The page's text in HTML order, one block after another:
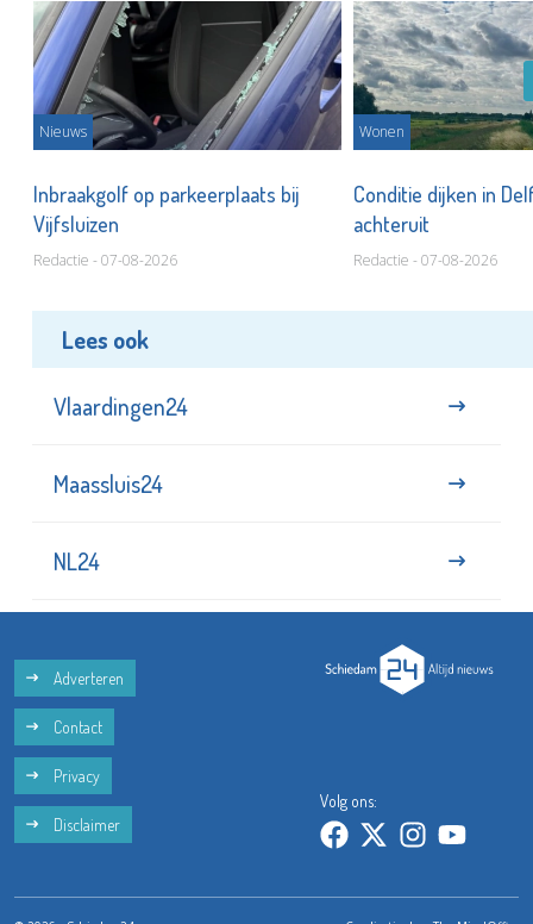
Nieuws
Inbraakgolf op parkeerplaats bij
Vijfsluizen
Redactie - 07-08-2026
Wonen
Conditie dijken in
achteruit
Redactie - 07-08-2026
Lees ook
Vlaardingen24
Maassluis24
NL24
Adverteren
Contact
Privacy
Disclaimer
Volg ons: